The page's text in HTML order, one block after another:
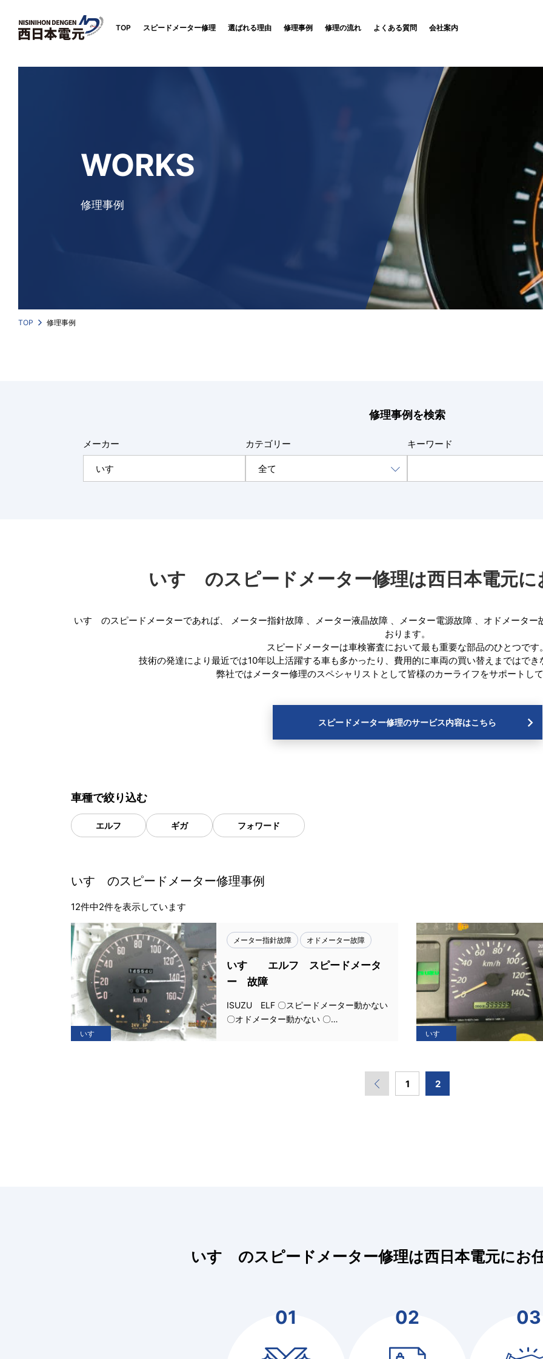
TOP スピードメーター修理 選ばれる理由 修理事例 修理の流れ よくある質問 会社案内
WORKS
修理事例
TOP 修理事例
修理事例を検索
メーカー カテゴリー キーワード
いすゞのスピードメーター修理は西日本電元
いすゞのスピードメーターであれば、 メーター指針故障、 メーター液晶故障、 メーター電源故障、 オドメーター
おります。
スピードメーターは車検審査において最も重要な部品のひとつです
技術の発達により最近では10年以上活躍する車も多かったり、費用的に車両の買い替えまではで
弊社ではメーター修理のスペシャリストとして皆様のカーライフをサポートし
スピードメーター修理のサービス内容はこちら
車種で絞り込む
エルフ ギガ フォワード
いすゞのスピードメーター修理事例
12件中2件を表示しています
いすゞ
メーター指針故障 オドメーター故障
いすゞ エルフ スピードメータ
ー 故障
ISUZU ELF 〇スピードメーター動かない
〇オドメーター動かない 〇…
いすゞ
1 2
いすゞのスピードメーター修理は西日本電元にお
01 02 03